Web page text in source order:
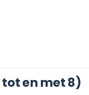
en met 8)